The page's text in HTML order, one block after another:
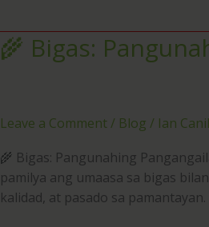
🌾 Bigas:
Leave a Comment/ Blog / Ian
🌾 Bigas: Pangunahing
pamilya ang umaasa sa bigas
kalidad, at pasado sa pamantayan.
🌾
Bigas:
ng
Pilipino